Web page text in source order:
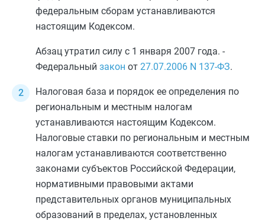
федеральным сборам устанавливаются
настоящим Кодексом.
Абзац утратил силу с 1 января 2007 года. -
Федеральный закон от 27.07.2006 N 137-ФЗ.
Налоговая база и порядок ее определения по
региональным и местным налогам
устанавливаются настоящим Кодексом.
Налоговые ставки по региональным и местным
налогам устанавливаются соответственно
законами субъектов Российской Федерации,
нормативными правовыми актами
представительных органов муниципальных
образований в пределах, установленных